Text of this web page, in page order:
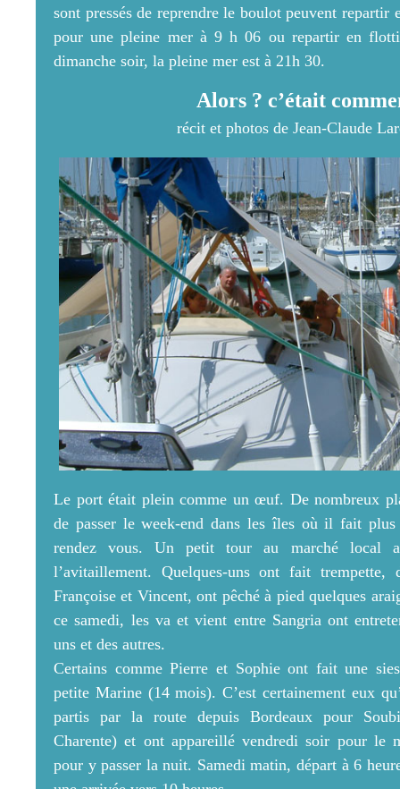
sont pressés de reprendre le boulot peuvent repartir
pour une pleine mer à 9 h 06 ou repartir en
dimanche soir, la pleine mer est à 21h 30.
Alors ? c’était
récit et photos de Jean-Claude
Le port était plein comme un œuf. De nombreux
de passer le week-end dans les îles où il fait
rendez vous. Un petit tour au marché local
l’avitaillement. Quelques-uns ont fait trempette,
Françoise et Vincent, ont pêché à pied quelques
ce samedi, les va et vient entre Sangria ont
uns et des autres.
Certains comme Pierre et Sophie ont fait une
petite Marine (14 mois). C’est certainement eux
partis par la route depuis Bordeaux pour
Charente) et ont appareillé vendredi soir pour le
pour y passer la nuit. Samedi matin, départ à 6